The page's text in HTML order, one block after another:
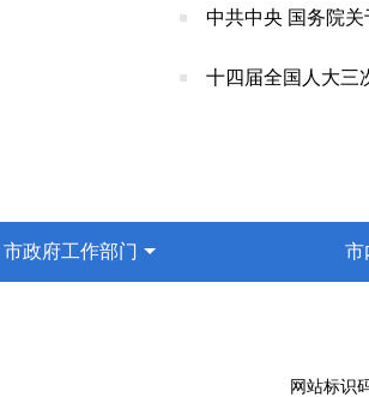
中共中央 国务院
十四届全国人大三
市政府工作部门 市
网站标